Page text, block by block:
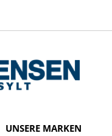
UNSERE MARKEN